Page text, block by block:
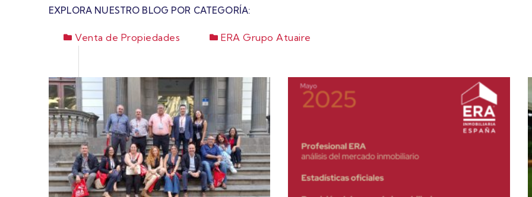
EXPLORA NUESTRO BLOG POR CATEGORÍA:
Venta de Propiedades ERA Grupo Atuaire